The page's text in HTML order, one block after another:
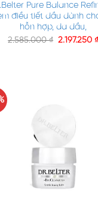
Pure Balance
điều tiết dầu dành
hỗn hợp, da dầu,
2.585.000₫ 2.197.250₫